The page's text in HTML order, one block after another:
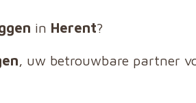
in Herent?
, uw betrouwbare partner